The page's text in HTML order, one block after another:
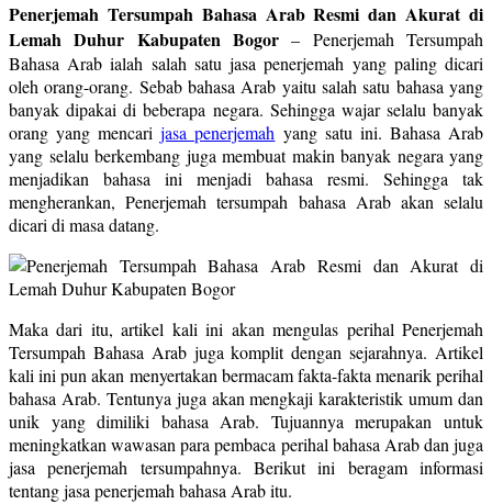
Penerjemah Tersumpah Bahasa Arab Resmi dan Akurat di
Lemah Duhur Kabupaten Bogor – Penerjemah Tersumpah
Bahasa Arab ialah salah satu jasa penerjemah yang paling dicari
oleh orang-orang. Sebab bahasa Arab yaitu salah satu bahasa yang
banyak dipakai di beberapa negara. Sehingga wajar selalu banyak
orang yang mencarijasa penerjemah yang satu ini. Bahasa Arab
yang selalu berkembang juga membuat makin banyak negara yang
menjadikan bahasa ini menjadi bahasa resmi. Sehingga tak
mengherankan, Penerjemah tersumpah bahasa Arab akan selalu
dicari di masa datang.
Maka dari itu, artikel kali ini akan mengulas perihal Penerjemah
Tersumpah Bahasa Arab juga komplit dengan sejarahnya. Artikel
kali ini pun akan menyertakan bermacam fakta-fakta menarik perihal
bahasa Arab. Tentunya juga akan mengkaji karakteristik umum dan
unik yang dimiliki bahasa Arab. Tujuannya merupakan untuk
meningkatkan wawasan para pembaca perihal bahasa Arab dan juga
jasa penerjemah tersumpahnya. Berikut ini beragam informasi
tentang jasa penerjemah bahasa Arab itu.